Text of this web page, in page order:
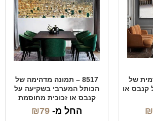
של
קנבס או
₪
8517 – תמונה מדהימה של
הכותל המערבי בשקיעה על
קנבס או זכוכית מחוסמת
החל מ- ₪79